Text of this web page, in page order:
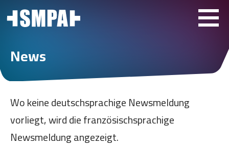
News
Wo keine deutschsprachige Newsmeldung
vorliegt, wird die französischsprachige
Newsmeldung angezeigt.